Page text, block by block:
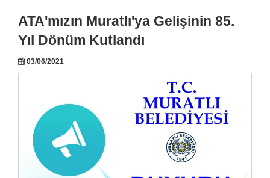
ATA'mızın Muratlı'ya Gelişinin 85.
Yıl Dönüm Kutlandı
03/06/2021